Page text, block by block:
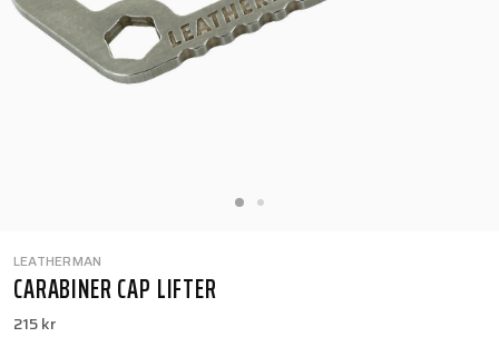
LEATHERMAN
CARABINER CAP LIFTER
215 kr